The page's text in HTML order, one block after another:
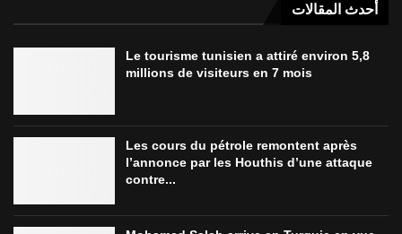
أحدث المقالات
Le tourisme tunisien a attiré environ 5,8
millions de visiteurs en 7 mois
Les cours du pétrole remontent après
l’annonce par les Houthis d’une attaque
contre...